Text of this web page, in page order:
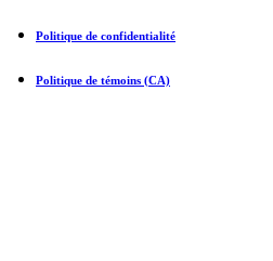
Politique de confidentialité
Politique de témoins (CA)